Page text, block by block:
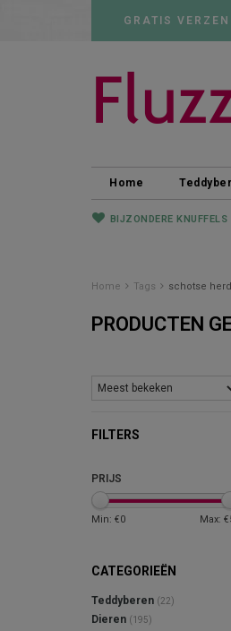
GRATIS
Home
BIJZONDERE KNUFFELS
Home Tags schotse
PRODUCTEN
FILTERS
PRIJS
Min: €0 Max: €
CATEGORIEËN
Teddyberen (22)
Dieren (195)